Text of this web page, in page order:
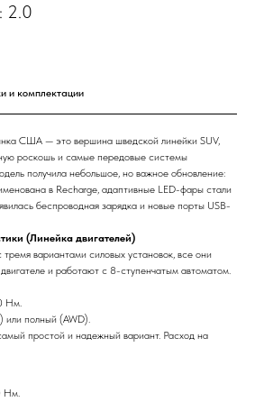
2.0
и комплектации
США — это вершина шведской линейки SUV,
роскошь и самые передовые системы
получила небольшое, но важное обновление:
в Recharge, адаптивные LED-фары стали
беспроводная зарядка и новые порты USB-
(Линейка двигателей)
вариантами силовых установок, все они
и работают с 8-ступенчатым автоматом.
Нм.
или полный (AWD).
простой и надежный вариант. Расход на
Нм.